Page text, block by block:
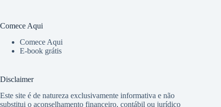
Comece Aqui
Comece Aqui
E-book grátis
Disclaimer
Este site é de natureza exclusivamente informativa e não
substitui o aconselhamento financeiro, contábil ou jurídico